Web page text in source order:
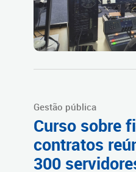
Gestão pública
Curso sobre
contratos
300